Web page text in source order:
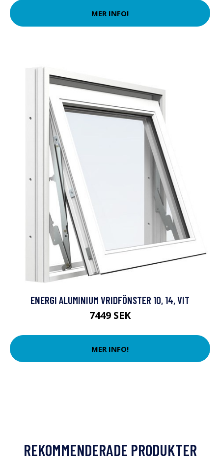
MER INFO!
ENERGI ALUMINIUM VRIDFÖNSTER 10, 14, VIT
7449 SEK
MER INFO!
REKOMMENDERADE PRODUKTER